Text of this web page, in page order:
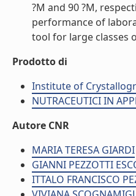
?M and 90 ?M,
performance of
tool for large classes
Prodotto di
Institute of
NUTRACEUTICI IN
Autore CNR
MARIA TERESA GIARDI
GIANNI PEZZOTTI
ITTALO FRANCISCO